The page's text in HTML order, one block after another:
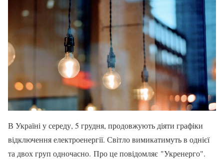
В Україні у середу, 5 грудня, продовжують діяти графіки
відключення електроенергії. Світло вимикатимуть в однієї
та двох груп одночасно. Про це повідомляє "Укренерго".